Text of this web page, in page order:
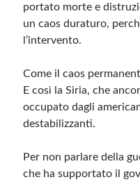
portato morte e
un caos duraturo,
l’intervento.
Come il caos
E così la Siria, che
occupato dagli
destabilizzanti.
Per non parlare della
che ha supportato il